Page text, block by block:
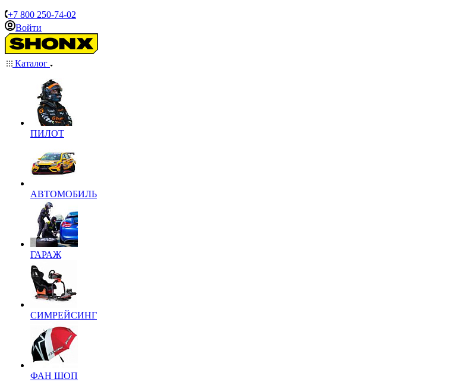
+7 800 250-74-02
Войти
Каталог
ПИЛОТ
АВТОМОБИЛЬ
ГАРАЖ
СИМРЕЙСИНГ
ФАН ШОП